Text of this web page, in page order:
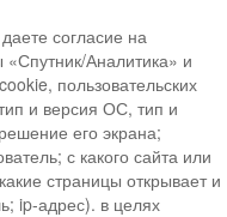
согласие на
«Спутник/Аналитика» и
пользовательских
и версия ОС, тип и
его экрана;
с какого сайта или
страницы открывает и
ip-адрес). в целях